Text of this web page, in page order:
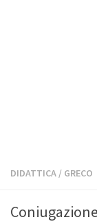
DIDATTICA / GRECO